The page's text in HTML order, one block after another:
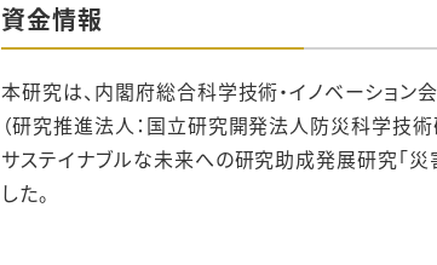
資金情報
本研究は、内閣府総合科学技術・イノベーション
（研究推進法人：国立研究開発法人防災科学技術
サステイナブルな未来への研究助成発展研究「
した。